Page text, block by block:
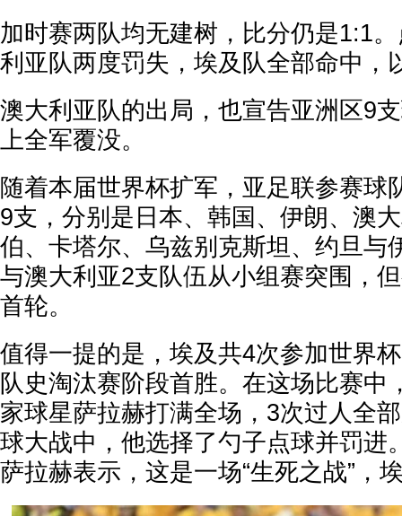
加时赛两队均无建树，比分仍是1:1
利亚队两度罚失，埃及队全部命中，
澳大利亚队的出局，也宣告亚洲区9
上全军覆没。
随着本届世界杯扩军，亚足联参赛球
9支，分别是日本、韩国、伊朗、澳
伯、卡塔尔、乌兹别克斯坦、约旦与
与澳大利亚2支队伍从小组赛突围，
首轮。
值得一提的是，埃及共4次参加世界
队史淘汰赛阶段首胜。在这场比赛中
家球星萨拉赫打满全场，3次过人全
球大战中，他选择了勺子点球并罚进
萨拉赫表示，这是一场“生死之战”，